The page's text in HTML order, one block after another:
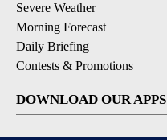
Severe Weather
Morning Forecast
Daily Briefing
Contests & Promotions
DOWNLOAD OUR APPS